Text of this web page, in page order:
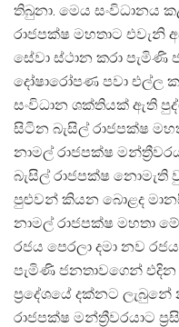
තිබුනා. මෙය සංවිධානය
රාජපක්ෂ මහතාට එවැනි
සේවා ස්ථාන කරා පැමිණි
දෝෂාරෝපණ පවා එල්ල
සංවිධාන ශක්තියක් ඇති
සිටින බැසිල් රාජපක්ෂ
නාමල් රාජපක්ෂ
බැසිල් රාජපක්ෂ නොමැති
පුළුවන් කියන බොළද
නාමල් රාජපක්ෂ මහතා
රජය පෙරලා දමා නව
පැමිණි ජනතාවගෙන් එදින
ප්‍රදේශයේ දක්නට ලැබුනේ
රාජපක්ෂ මන්ත්‍රීවරයාට